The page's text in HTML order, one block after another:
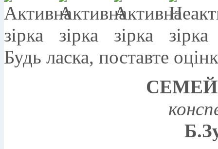
Будь ласка, поставте